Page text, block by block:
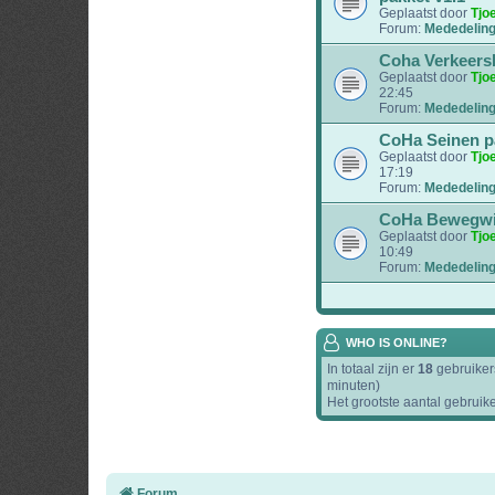
Geplaatst door
Forum:
Coha
Geplaatst door
22:45
Forum:
CoHa Seinen
Geplaatst door
17:19
Forum:
CoHa
Geplaatst door
10:49
Forum:
WHO IS ONLINE?
In totaal zijn er 18
minuten)
Het grootste aantal